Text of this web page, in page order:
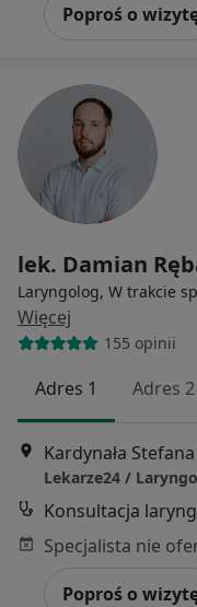
Poproś o
lek. Damian
Laryngolog, W trakcie
Więcej
155 opinii
Adres 1 Adres 2
Lekarze24 /
Konsultacja
Poproś o